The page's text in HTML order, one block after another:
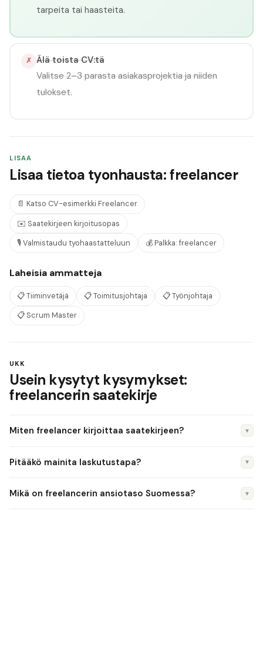
tarpeita tai haasteita.
✗ Älä toista CV:tä
Valitse 2–3 parasta asiakasprojektia ja niiden
tulokset.
LISAA
Lisaa tietoa tyonhausta: freelancer
📄 Katso CV-esimerkki Freelancer
✉️ Saatekirjeen kirjoitusopas
🎙️Valmistaudu tyohaastatteluun 💰 Palkka: freelancer
Laheisia ammatteja
📋Tiiminvetäjä 📋Toimitusjohtaja 📋Työnjohtaja
📋 Scrum Master
UKK
Usein kysytyt kysymykset:
freelancerin saatekirje
Miten freelancer kirjoittaa saatekirjeen? ▼
hyödyttää yritystä. Mainitse asiakasmäärä ja konkreettisia
Pitääkö mainita laskutustapa? ▼
ammattitaitoosi ja tuloksiisi.
Mikä on freelancerin ansiotaso Suomessa? ▼